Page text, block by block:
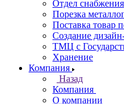
Отдел снабжения
Порезка
Поставка товар
Создание
ТМЦ с
Хранение
Компания
Назад
Компания
О компании